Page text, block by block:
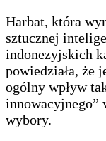
Harbat, która
sztucznej
indonezyjskich
powiedziała, że
ogólny wpływ
innowacyjnego”
wybory.